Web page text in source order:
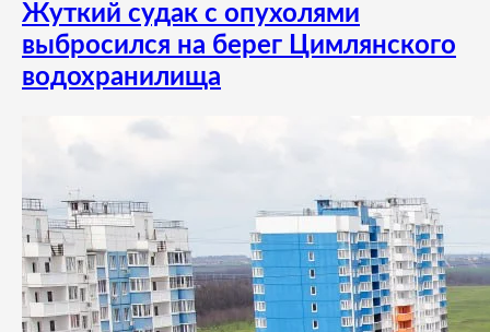
Жуткий судак с опухолями
выбросился на берег Цимлянского
водохранилища